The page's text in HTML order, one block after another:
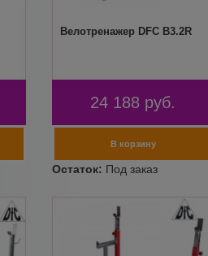
Велотренажер DFC B3.2R
24 188 руб.